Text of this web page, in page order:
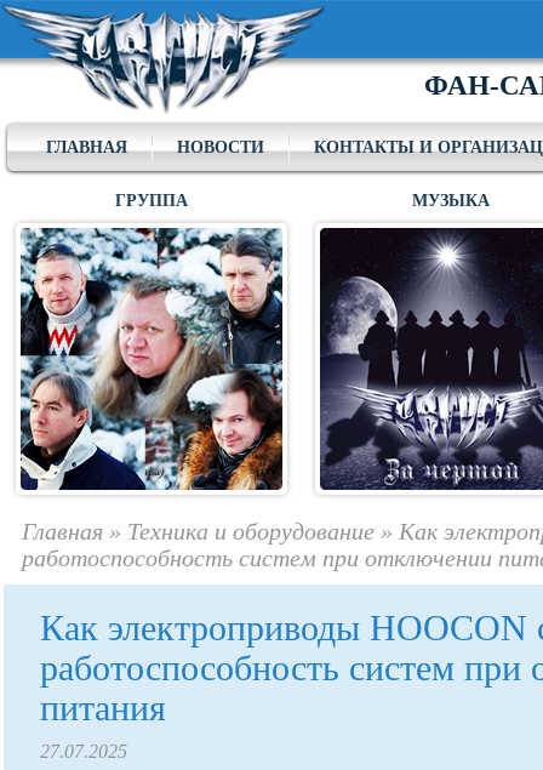
ФАН-
ГЛАВНАЯ НОВОСТИ КОНТАКТЫ И
ГРУППА МУЗЫКА
Главная » Техника и оборудование » Как
работоспособность систем при отключении
Как электроприводы HOOCON
работоспособность систем при
питания
27.07.2025